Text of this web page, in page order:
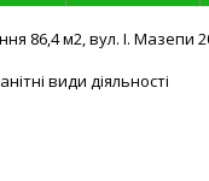
86,4 м2, вул. І. Мазепи
види діяльності